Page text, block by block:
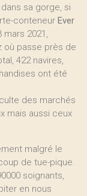
sa gorge, si
conteneur Ever
mars 2021,
où passe près de
422 navires,
ont été
des marchés
mais aussi ceux
malgré le
de tue-pique.
soignants,
en nous